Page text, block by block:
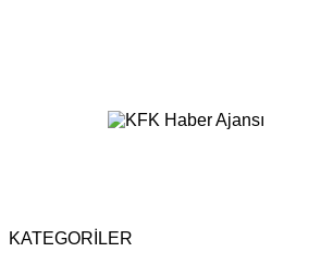
KATEGORİLER